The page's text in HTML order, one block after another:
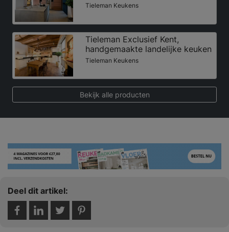
Tieleman Keukens
Tieleman Exclusief Kent,
handgemaakte landelijke keuken
Tieleman Keukens
Bekijk alle producten
Deel dit artikel: